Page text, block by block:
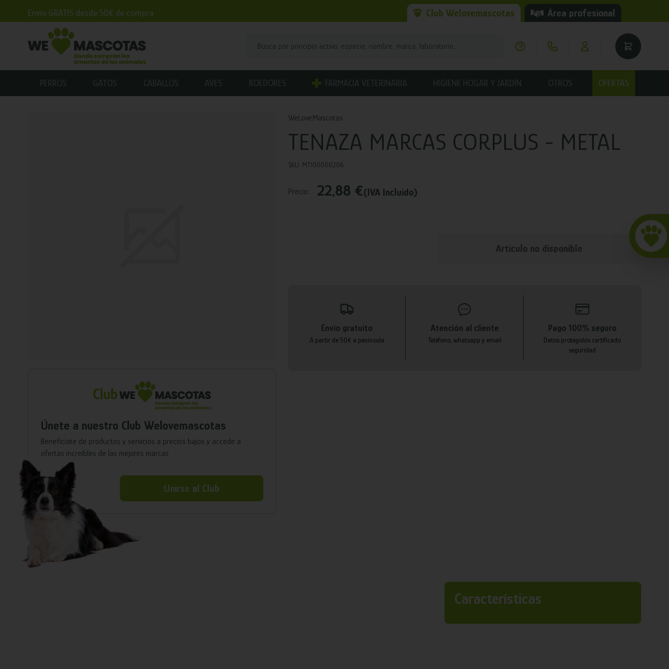
Envío GRATIS desde 50€ de compra Club Welovemascotas Área profesional
PERROS GATOS CABALLOS AVES ROEDORES FARMACIA VETERINARIA HIGIENE HOGAR Y JARDÍN OTROS OFERTAS
Únete a nuestro Club Welovemascotas
Benefíciate de productos y servicios a precios bajos y accede a
ofertas increíbles de las mejores marcas
Unirse al Club
WeLoveMascotas
TENAZA MARCAS CORPLUS - METAL
SKU: MT100000206
Precio: 22,88 €(IVA Incluido)
Articulo no disponible
Envío gratuito
A partir de 50€ a península
Atención al cliente
Teléfono, whatsapp y email
Pago 100% seguro
Datos protegidos certificado
seguridad
Características